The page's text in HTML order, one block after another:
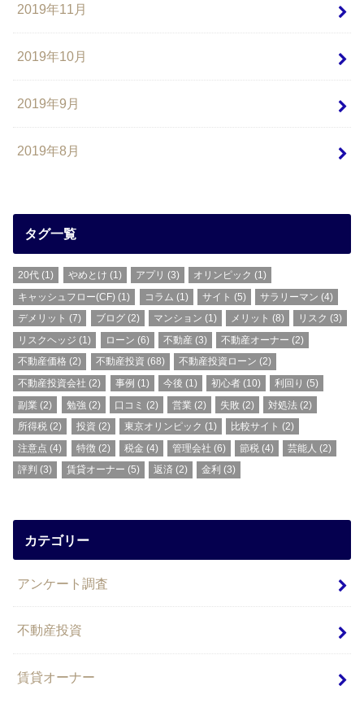
2019年11月
2019年10月
2019年9月
2019年8月
タグ一覧
20代 (1) やめとけ (1) アプリ (3) オリンピック (1)
キャッシュフロー(CF) (1) コラム (1) サイト (5) サラリーマン (4)
デメリット (7) ブログ(2) マンション (1) メリット (8) リスク (3)
リスクヘッジ (1) ローン (6) 不動産(3) 不動産オーナー (2)
不動産価格 (2) 不動産投資 (68) 不動産投資ローン (2)
不動産投資会社 (2) 事例 (1) 今後 (1) 初心者 (10) 利回り (5)
副業 (2) 勉強 (2) 口コミ (2) 営業 (2) 失敗 (2) 対処法 (2)
所得税 (2) 投資 (2) 東京オリンピック (1) 比較サイト (2)
注意点 (4) 特徴(2) 税金 (4) 管理会社 (6) 節税 (4) 芸能人 (2)
評判 (3) 賃貸オーナー (5) 返済 (2) 金利 (3)
カテゴリー
アンケート調査
不動産投資
賃貸オーナー